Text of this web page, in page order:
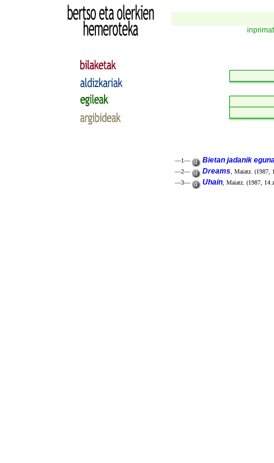
—1— Bietan jadanik
—2— Dreams, Maiatz. (1987,
—3—
Uhain, Maiatz. (1987,